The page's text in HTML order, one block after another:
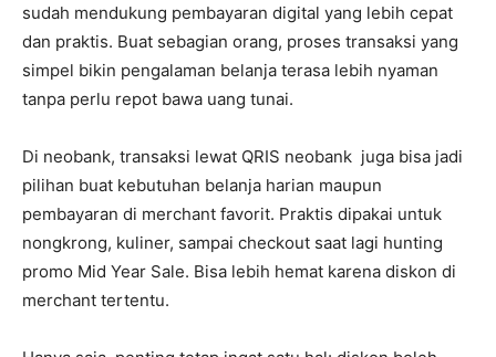
sudah mendukung pembayaran digital yang lebih cepat
dan praktis. Buat sebagian orang, proses transaksi yang
simpel bikin pengalaman belanja terasa lebih nyaman
tanpa perlu repot bawa uang tunai.
Di neobank, transaksi lewat QRIS neobank juga bisa jadi
pilihan buat kebutuhan belanja harian maupun
pembayaran di merchant favorit. Praktis dipakai untuk
nongkrong, kuliner, sampai checkout saat lagi hunting
promo Mid Year Sale. Bisa lebih hemat karena diskon di
merchant tertentu.